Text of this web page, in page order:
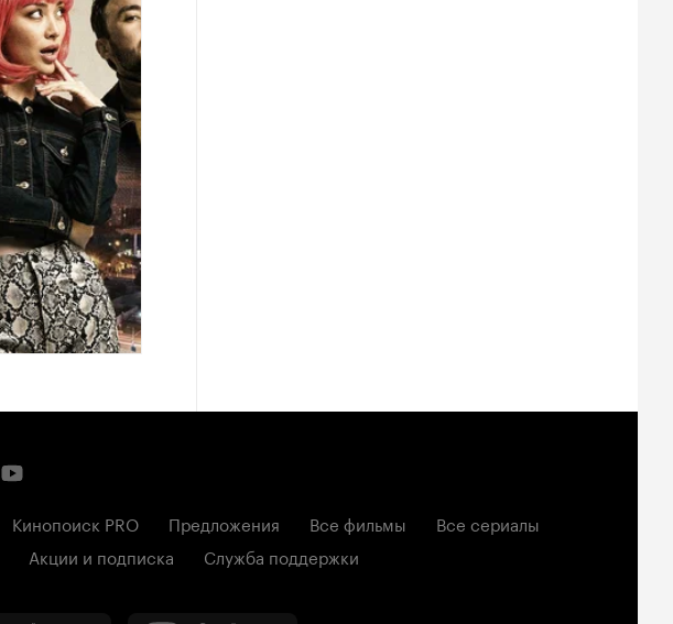
Кинопоиск PRO Предложения Все фильмы
Все сериалы
Акции и подписка Служба поддержки